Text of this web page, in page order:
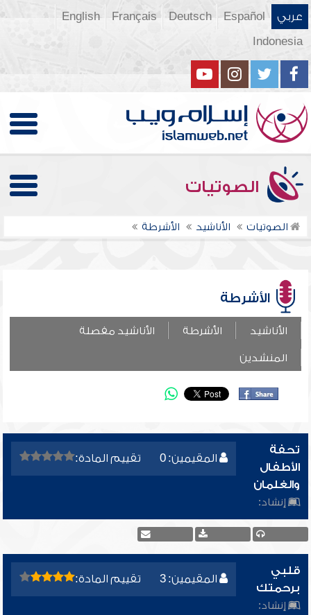
عربي Español
Deutsch
Français
English
Indonesia
الصوتيات
الصوتيات الأناشيد الأشرطة
الأشرطة
الأناشيد الأشرطة الأناشيد مفصلة
المنشدين
المقيمين: 0 تقييم المادة:
تحفة
الأطفال
والغلمان
إنشاد:
المقيمين: 3 تقييم المادة:
قلبي
برحمتك
إنشاد: